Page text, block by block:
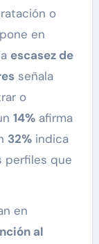
o
en
escasez de
señala
o
14%afirma
32%indica
perfiles que
en
al